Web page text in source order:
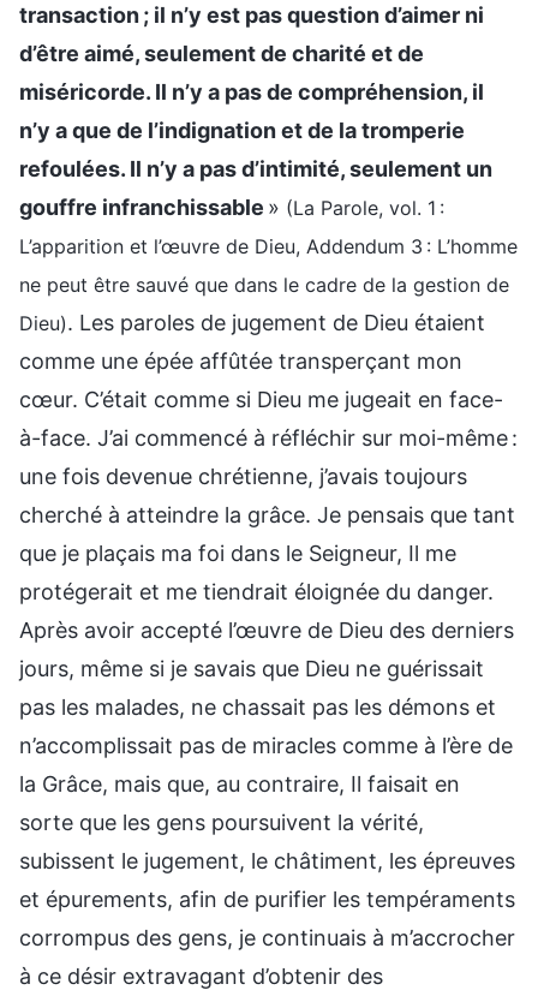
transaction ; il n’y est pas question d’aimer ni
d’être aimé, seulement de charité et de
miséricorde. Il n’y a pas de compréhension, il
n’y a que de l’indignation et de la tromperie
refoulées. Il n’y a pas d’intimité, seulement un
gouffre infranchissable » (La Parole, vol. 1 :
L’apparition et l’œuvre de Dieu, Addendum 3 : L’homme
ne peut être sauvé que dans le cadre de la gestion de
Dieu). Les paroles de jugement de Dieu étaient
comme une épée affûtée transperçant mon
cœur. C’était comme si Dieu me jugeait en face-
à-face. J’ai commencé à réfléchir sur moi-même :
une fois devenue chrétienne, j’avais toujours
cherché à atteindre la grâce. Je pensais que tant
que je plaçais ma foi dans le Seigneur, Il me
protégerait et me tiendrait éloignée du danger.
Après avoir accepté l’œuvre de Dieu des derniers
jours, même si je savais que Dieu ne guérissait
pas les malades, ne chassait pas les démons et
n’accomplissait pas de miracles comme à l’ère de
la Grâce, mais que, au contraire, Il faisait en
sorte que les gens poursuivent la vérité,
subissent le jugement, le châtiment, les épreuves
et épurements, afin de purifier les tempéraments
corrompus des gens, je continuais à m’accrocher
à ce désir extravagant d’obtenir des